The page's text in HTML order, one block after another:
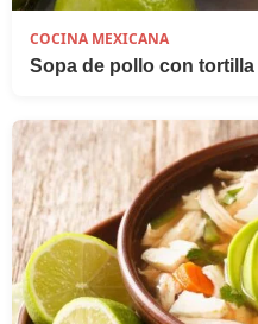
COCINA MEXICANA
Sopa de pollo con tortilla